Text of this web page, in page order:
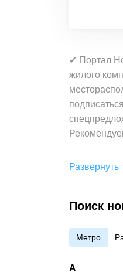
✔ Портал
жилого
Развернуть
Поиск
Метро
А